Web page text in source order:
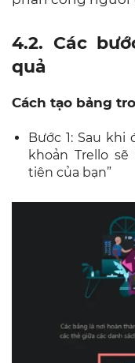
4.2. Các
quả
Cách tạo bảng
Bước 1: Sau khi
khoản Trello
tiên của bạn”